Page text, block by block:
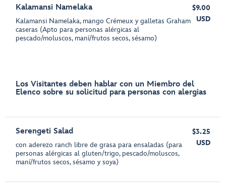
Kalamansi Namelaka
Kalamansi Namelaka, mango Crémeux y galletas Graham
caseras (Apto para personas alérgicas al
pescado/moluscos, maní/frutos secos, sésamo)
$9.00
USD
Los Visitantes deben hablar con un Miembro del
Elenco sobre su solicitud para personas con alergias
Serengeti Salad
con aderezo ranch libre de grasa para ensaladas (para
personas alérgicas al gluten/trigo, pescado/moluscos,
maní/frutos secos, sésamo y soya)
$3.25
USD